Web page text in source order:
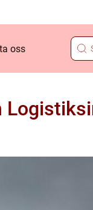
oss